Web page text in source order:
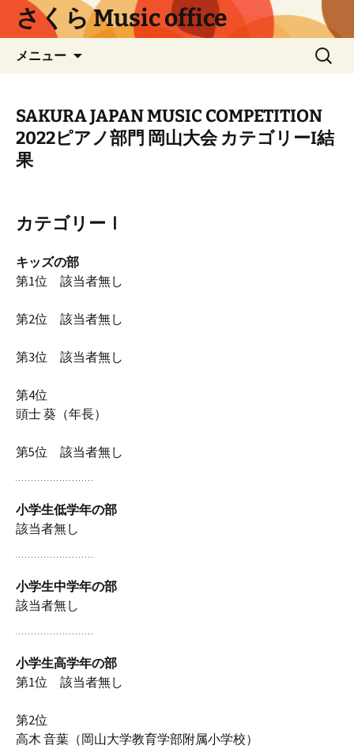
さくら Music office
メニュー
検
索:
SAKURA JAPAN MUSIC COMPETITION
2022ピアノ部門 岡山大会 カテゴリーI結
果
カテゴリーⅠ
キッズの部
第1位 該当者無し
第2位 該当者無し
第3位 該当者無し
第4位
頭士 葵（年長）
第5位 該当者無し
小学生低学年の部
該当者無し
小学生中学年の部
該当者無し
小学生高学年の部
第1位 該当者無し
第2位
高木 音葉（岡山大学教育学部附属小学校）